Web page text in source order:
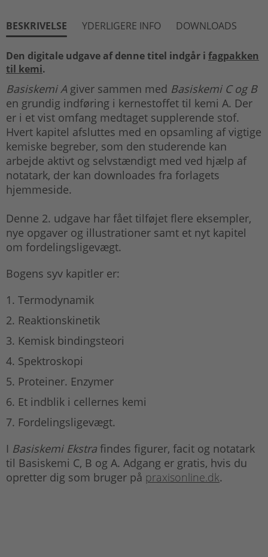
BESKRIVELSE YDERLIGERE INFO DOWNLOADS
Den digitale udgave af denne titel indgår i fagpakken
til kemi.
Basiskemi A giver sammen med Basiskemi C og B
en grundig indføring i kernestoffet til kemi A. Der
er i et vist omfang medtaget supplerende stof.
Hvert kapitel afsluttes med en opsamling af vigtige
kemiske begreber, som den studerende kan
arbejde aktivt og selvstændigt med ved hjælp af
notatark, der kan downloades fra forlagets
hjemmeside.
Denne 2. udgave har fået tilføjet flere eksempler,
nye opgaver og illustrationer samt et nyt kapitel
om fordelingsligevægt.
Bogens syv kapitler er:
Termodynamik
Reaktionskinetik
Kemisk bindingsteori
Spektroskopi
Proteiner. Enzymer
Et indblik i cellernes kemi
Fordelingsligevægt.
I Basiskemi Ekstra findes figurer, facit og notatark
til Basiskemi C, B og A. Adgang er gratis, hvis du
opretter dig som bruger på praxisonline.dk.